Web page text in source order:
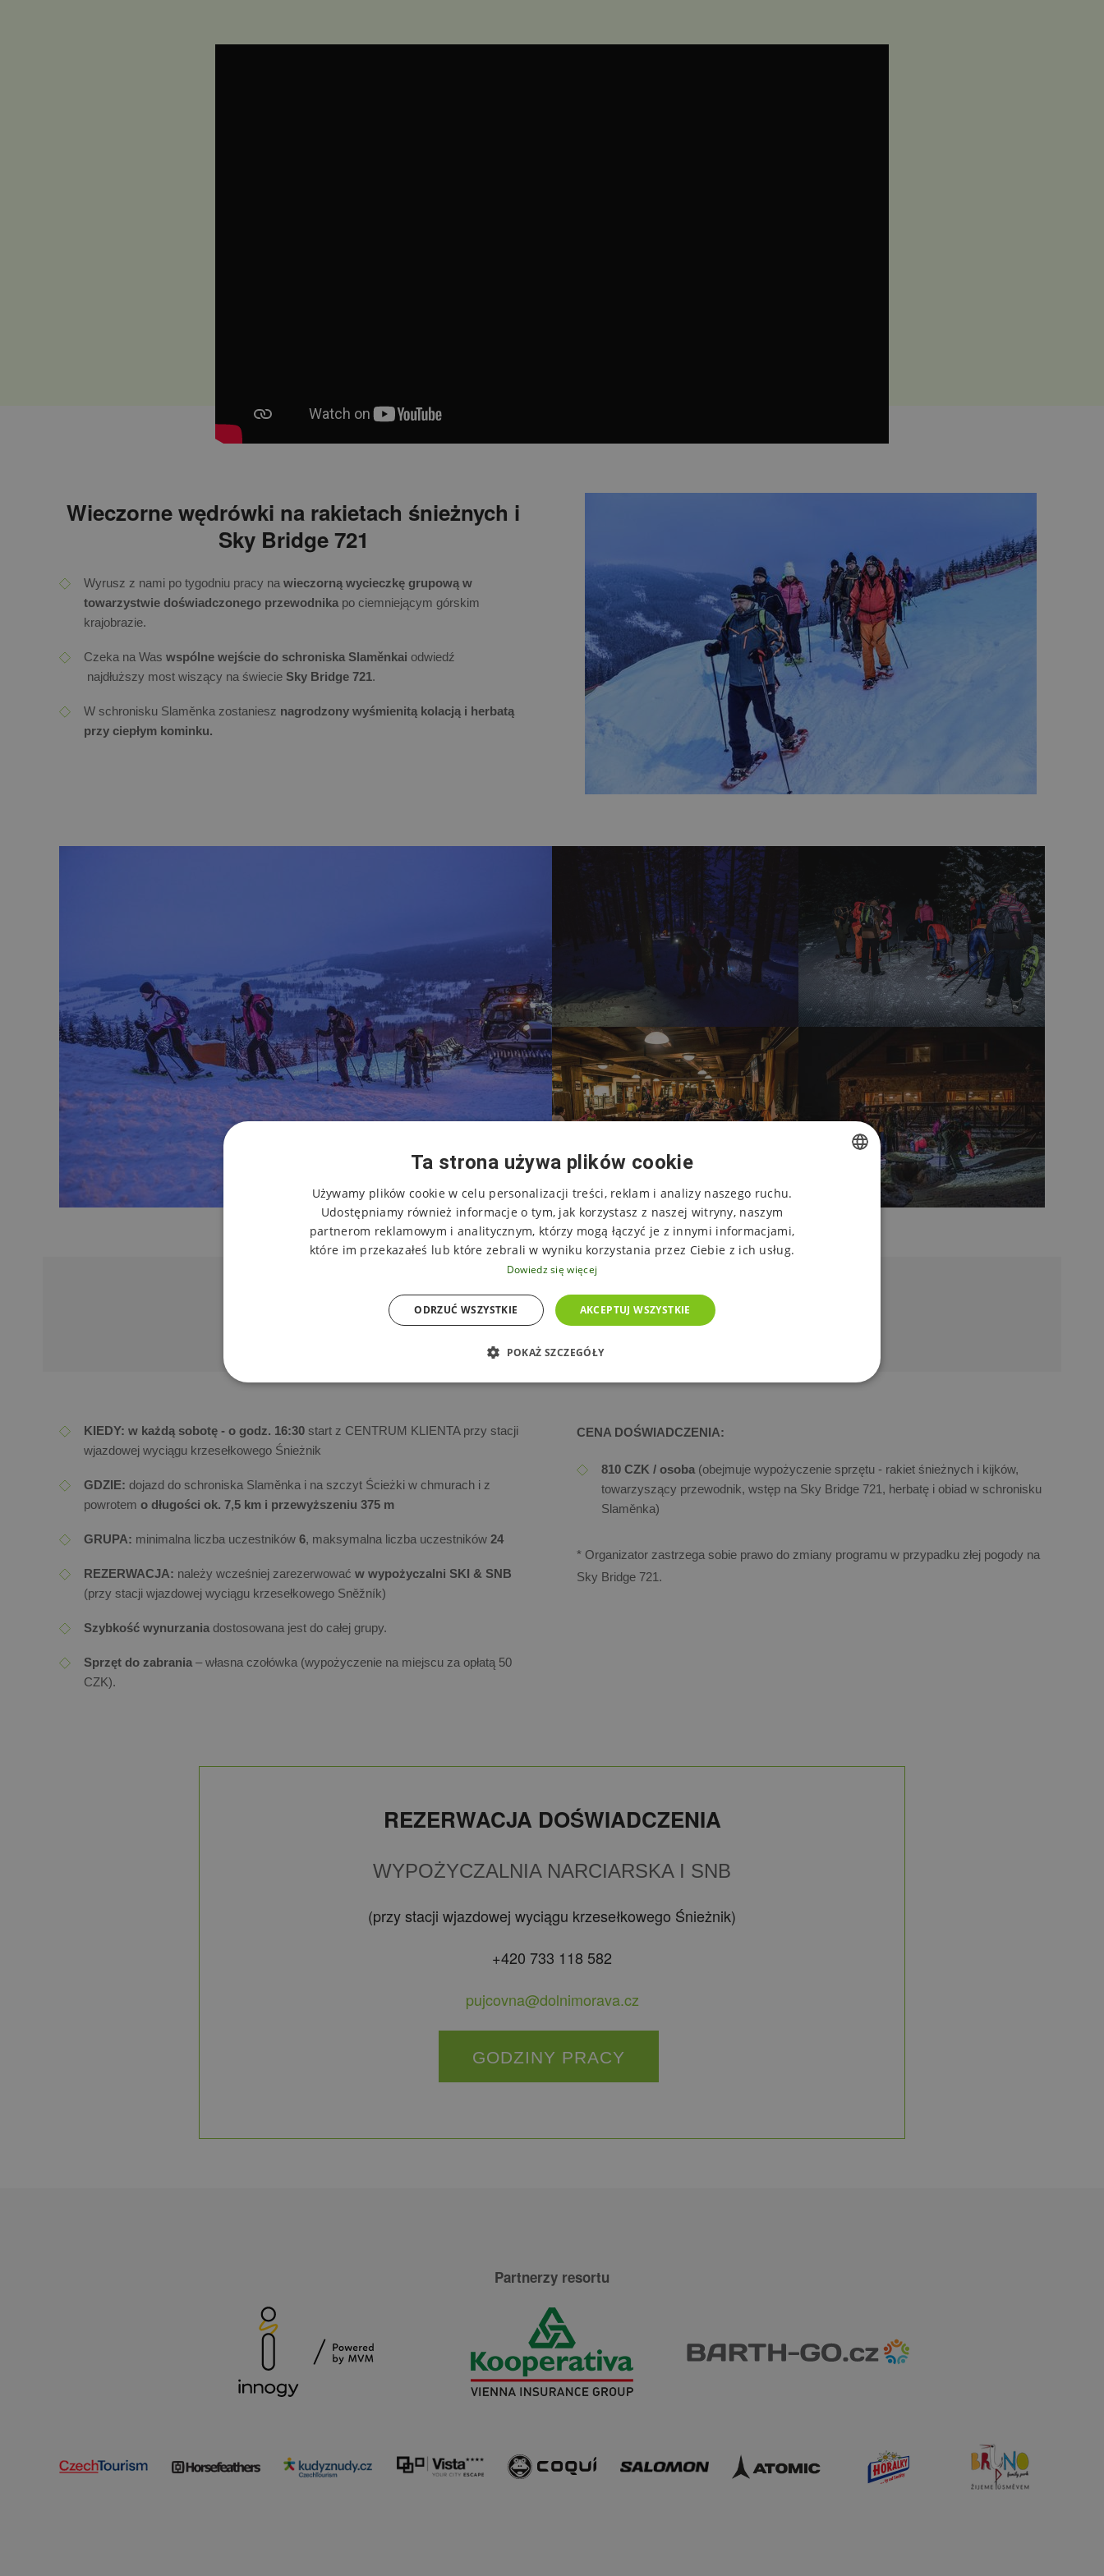
Wieczorne wędrówki na rakietach śnieżnych i
Sky Bridge 721
Wyrusz z nami po tygodniu pracy na wieczorną wycieczkę grupową w
towarzystwie doświadczonego przewodnika po ciemniejącym górskim
krajobrazie.
Czeka na Was wspólne wejście do schroniska Slaměnkai odwiedź
najdłuższy most wiszący na świecie Sky Bridge 721.
W schronisku Slaměnka zostaniesz nagrodzony wyśmienitą kolacją i herbatą
przy ciepłym kominku.
PRAKTYCZNE INFORMACJE
KIEDY: w każdą sobotę - o godz. 16:30 start z CENTRUM KLIENTA przy stacji
wjazdowej wyciągu krzesełkowego Śnieżnik
GDZIE: dojazd do schroniska Slaměnka i na szczyt Ścieżki w chmurach i z
powrotem o długości ok. 7,5 km i przewyższeniu 375 m
GRUPA: minimalna liczba uczestników 6, maksymalna liczba uczestników 24
REZERWACJA: należy wcześniej zarezerwować w wypożyczalni SKI & SNB
(przy stacji wjazdowej wyciągu krzesełkowego Sněžník)
Szybkość wynurzania dostosowana jest do całej grupy.
Sprzęt do zabrania – własna czołówka (wypożyczenie na miejscu za opłatą 50
CZK).
CENA DOŚWIADCZENIA:
810 CZK / osoba (obejmuje wypożyczenie sprzętu - rakiet śnieżnych i kijków,
towarzyszący przewodnik, wstęp na Sky Bridge 721, herbatę i obiad w schronisku
Slaměnka)
* Organizator zastrzega sobie prawo do zmiany programu w przypadku złej pogody na
Sky Bridge 721.
REZERWACJA DOŚWIADCZENIA
WYPOŻYCZALNIA NARCIARSKA I SNB
(przy stacji wjazdowej wyciągu krzesełkowego Śnieżnik)
+420 733 118 582
pujcovna@dolnimorava.cz
GODZINY PRACY
Partnerzy resortu
Ta strona używa plików cookie
Używamy plików cookie w celu personalizacji treści, reklam i analizy naszego ruchu.
Udostępniamy również informacje o tym, jak korzystasz z naszej witryny, naszym
partnerom reklamowym i analitycznym, którzy mogą łączyć je z innymi informacjami,
które im przekazałeś lub które zebrali w wyniku korzystania przez Ciebie z ich usług.
Dowiedz się więcej
AKCEPTUJ WSZYSTKIE
ODRZUĆ WSZYSTKIE
POKAŻ SZCZEGÓŁY